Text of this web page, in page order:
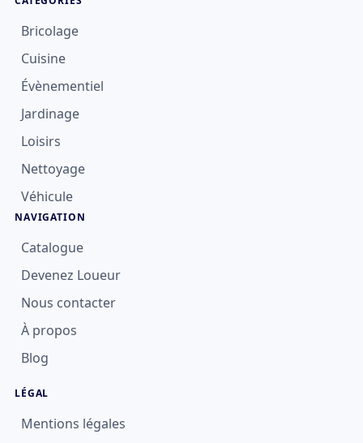
Bricolage
Cuisine
Évènementiel
Jardinage
Loisirs
Nettoyage
Véhicule
NAVIGATION
Catalogue
Devenez Loueur
Nous contacter
À propos
Blog
LÉGAL
Mentions légales